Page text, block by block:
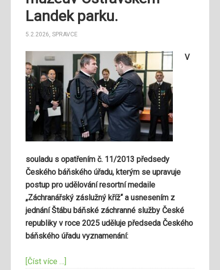
Landek parku.
5.2.2026,SPRAVCE
V
souladu s opatřením č. 11/2013 předsedy
Českého báňského úřadu, kterým se upravuje
postup pro udělování resortní medaile
„Záchranářský záslužný kříž“ a usnesením z
jednání Štábu báňské záchranné služby České
republiky v roce 2025 uděluje předseda Českého
báňského úřadu vyznamenání:
[Číst více …]